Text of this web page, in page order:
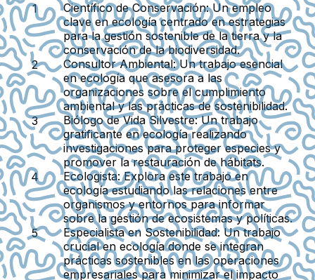
Científico de Conservación: Un empleo
clave en ecología centrado en estrategias
para la gestión sostenible de la tierra y la
conservación de la biodiversidad.
Consultor Ambiental: Un trabajo esencial
en ecología que asesora a las
organizaciones sobre el cumplimiento
ambiental y las prácticas de sostenibilidad.
Biólogo de Vida Silvestre: Un trabajo
gratificante en ecología realizando
investigaciones para proteger especies y
promover la restauración de hábitats.
Ecologista: Explora este trabajo en
ecología estudiando las relaciones entre
organismos y entornos para informar
sobre la gestión de ecosistemas y políticas.
Especialista en Sostenibilidad: Un trabajo
crucial en ecología donde se integran
prácticas sostenibles en las operaciones
empresariales para minimizar el impacto